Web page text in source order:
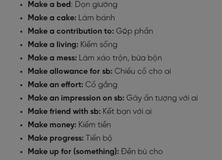
Make a bed: Dọn giường
Make a cake: Làm bánh
Make a contribution to: Góp phần
Make a living: Kiếm sống
Make a mess: Làm xáo trộn, bừa bộn
Make allowance for sb: Chiếu cố cho ai
Make an effort: Cố gắng
Make an impression on sb: Gây ấn tượng với ai
Make friend with sb: Kết bạn với ai
Make money: Kiếm tiền
Make progress: Tiến bộ
Make up for (something): Đền bù cho